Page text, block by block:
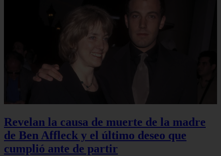
Revelan la causa de muerte de la madre
de Ben Affleck y el último deseo que
cumplió ante de partir